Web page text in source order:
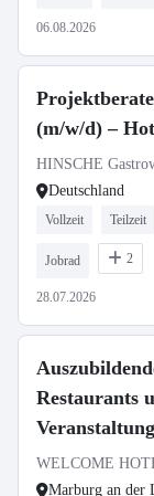
06.08.2026
(m/w/d) –
HINSCHE
Deutschland
Vollzeit Teilzeit
Jobrad 2
28.07.2026
Restaurants
WELCOME
Marburg an der